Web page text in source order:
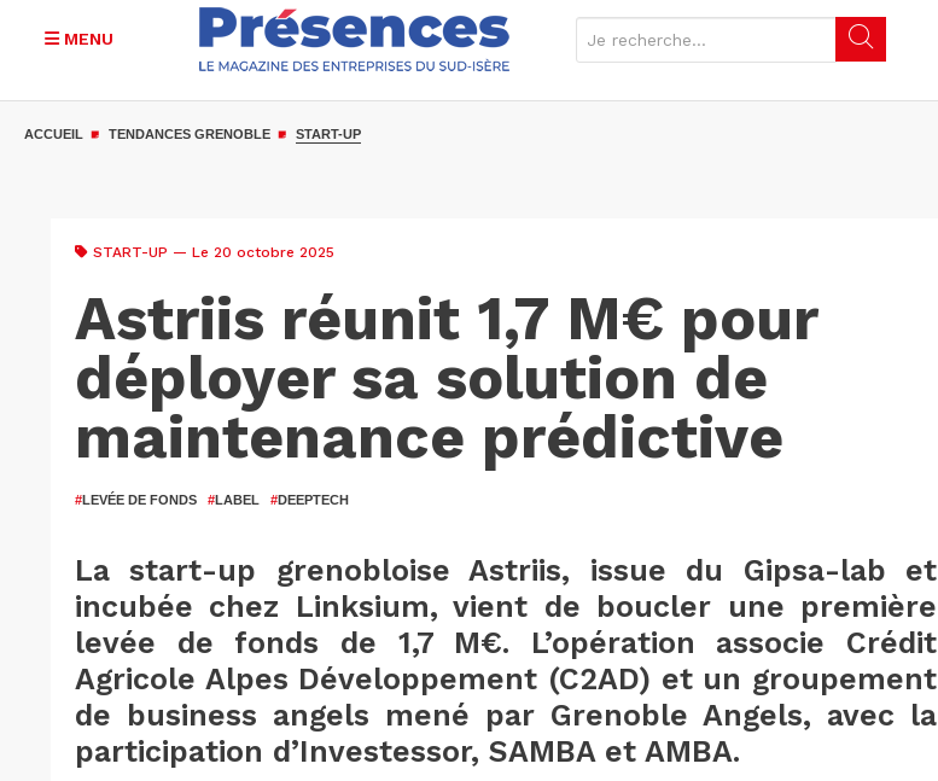
MENU
ACCUEIL TENDANCES GRENOBLE START-UP
START-UP — Le 20 octobre 2025
Astriis réunit 1,7 M€ pour
déployer sa solution de
maintenance prédictive
#LEVÉE DE FONDS #LABEL #DEEPTECH
La start-up grenobloise Astriis, issue du Gipsa-lab et
incubée chez Linksium, vient de boucler une première
levée de fonds de 1,7 M€. L’opération associe Crédit
Agricole Alpes Développement (C2AD) et un groupement
de business angels mené par Grenoble Angels, avec la
participation d’Investessor, SAMBA et AMBA.